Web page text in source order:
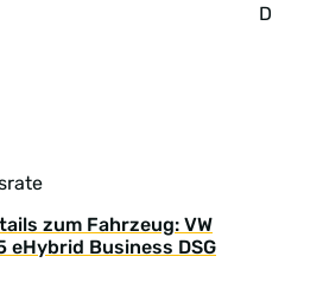
D
zum Fahrzeug: VW
eHybrid Business DSG